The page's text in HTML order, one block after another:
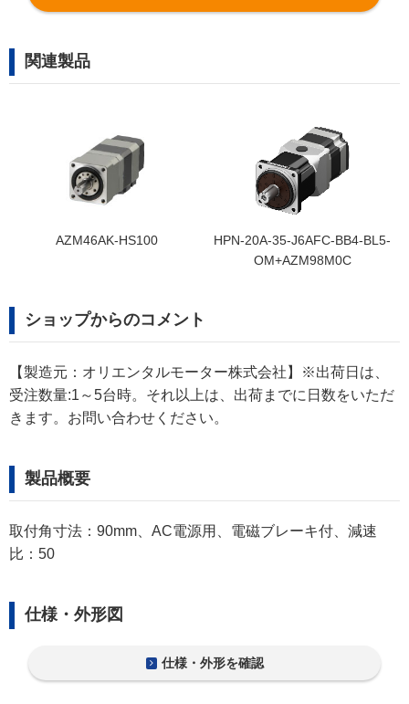
関連製品
AZM46AK-HS100
HPN-20A-35-J6AFC-BB4-BL5-
OM+AZM98M0C
ショップからのコメント
【製造元：オリエンタルモーター株式会社】※出荷日は、
受注数量:1～5台時。それ以上は、出荷までに日数をいただ
きます。お問い合わせください。
製品概要
取付角寸法：90mm、AC電源用、電磁ブレーキ付、減速
比：50
仕様・外形図
仕様・外形を確認